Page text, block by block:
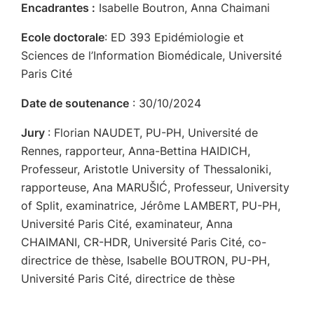
Encadrantes : Isabelle Boutron, Anna Chaimani
Ecole doctorale: ED 393 Epidémiologie et
Sciences de l’Information Biomédicale, Université
Paris Cité
Date de soutenance : 30/10/2024
Jury : Florian NAUDET, PU-PH, Université de
Rennes, rapporteur, Anna-Bettina HAIDICH,
Professeur, Aristotle University of Thessaloniki,
rapporteuse, Ana MARUŠIĆ, Professeur, University
of Split, examinatrice, Jérôme LAMBERT, PU-PH,
Université Paris Cité, examinateur, Anna
CHAIMANI, CR-HDR, Université Paris Cité, co-
directrice de thèse, Isabelle BOUTRON, PU-PH,
Université Paris Cité, directrice de thèse